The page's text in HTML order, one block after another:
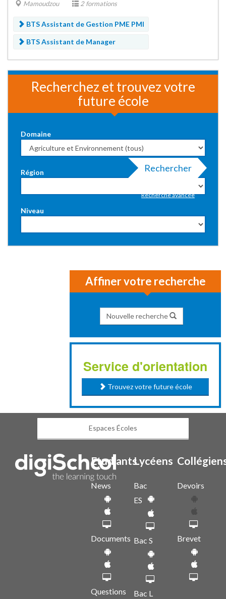
Mamoudzou 2 formations
BTS Assistant de Gestion PME PMI
BTS Assistant de Manager
Recherchez et trouvez votre
future école
Domaine
Région
Niveau
Rechercher
Recherche avancée
Affiner votre recherche
Nouvelle recherche
Service d'orientation
Trouvez votre future école
Espaces Écoles
Etudiants
News
Documents
Questions
Lycéens
Bac
ES
Bac S
Bac L
Devoirs
Brevet